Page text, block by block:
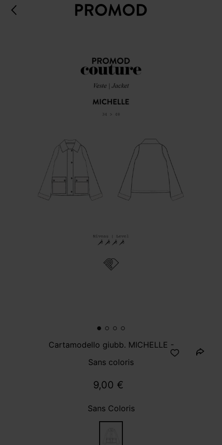
Cartamodello giubb. MICHELLE -
Sans coloris
9,00 €
Sans Coloris